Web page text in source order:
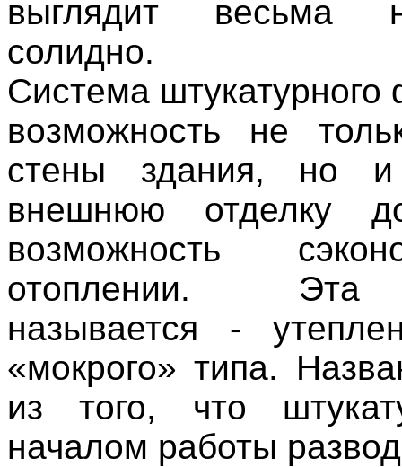
выглядит весьма
солидно.
Система штукатурного
возможность не
стены здания, но и
внешнюю отделку
возможность
отоплении. Эта
называется -
«мокрого» типа.
из того, что
началом работы